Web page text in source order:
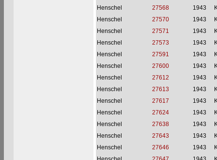
Henschel
27568 1943
Henschel
27570 1943
Henschel
27571 1943
Henschel
27573 1943
Henschel
27591 1943
Henschel
27600 1943
Henschel
27612 1943
Henschel
27613 1943
Henschel
27617 1943
Henschel
27624 1943
Henschel
27638 1943
Henschel
27643 1943
Henschel
27646 1943